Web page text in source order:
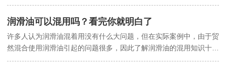
它是设备管理工作的一个重要组成部分。科学合理的使用润滑油，可
以充分地保护机械设备，延长设备的使用寿命，提高设备的工作效
率，减少设备的油材料消耗，降低设备的排放污染。润滑油的管理包
含着很高程度的科学内容和技术含量。
润滑油可以混用吗？看完你就明白了
许多人认为润滑油混着用没有什么大问题，但在实际案例中，由于贸
然混合使用润滑油引起的问题很多，因此了解润滑油的混用知识十分
重要。